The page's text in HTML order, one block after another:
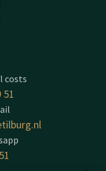
costs
51